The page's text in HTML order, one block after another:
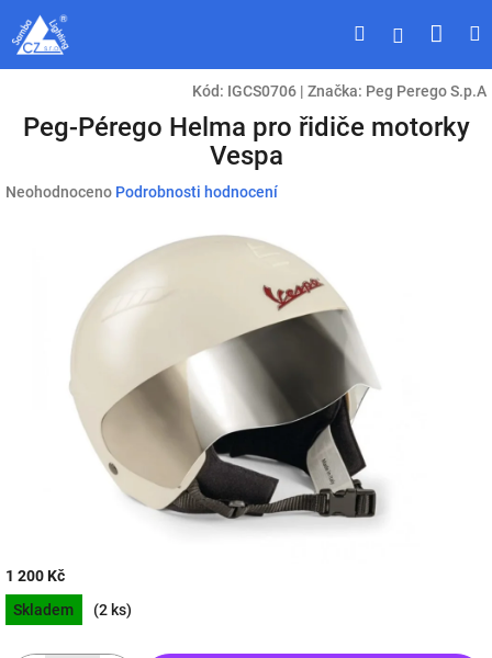
obsah
HledatPřihlášení
Kód: IGCS0706 | Značka: Peg Perego S.p.A
Peg-Pérego Helma pro řidiče motorky
Vespa
Průměrné
hvězdiček.
Neohodnoceno Podrobnosti hodnocení
1 200 Kč
Měrná
cena:
Skladem (2 ks)